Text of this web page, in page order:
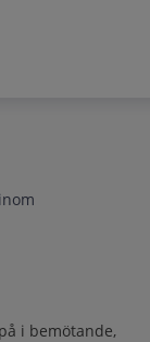
i bemötande,